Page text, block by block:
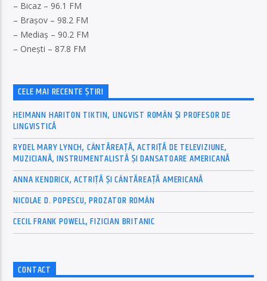
– Bicaz – 96.1 FM
– Brașov – 98.2 FM
– Mediaș – 90.2 FM
– Onești – 87.8 FM
CELE MAI RECENTE ȘTIRI
HEIMANN HARITON TIKTIN, LINGVIST ROMÂN ȘI PROFESOR DE
LINGVISTICĂ
RYDEL MARY LYNCH, CÂNTĂREAȚĂ, ACTRIȚĂ DE TELEVIZIUNE,
MUZICIANĂ, INSTRUMENTALISTĂ ȘI DANSATOARE AMERICANĂ
ANNA KENDRICK, ACTRIȚĂ ȘI CÂNTĂREAȚĂ AMERICANĂ
NICOLAE D. POPESCU, PROZATOR ROMÂN
CECIL FRANK POWELL, FIZICIAN BRITANIC
CONTACT